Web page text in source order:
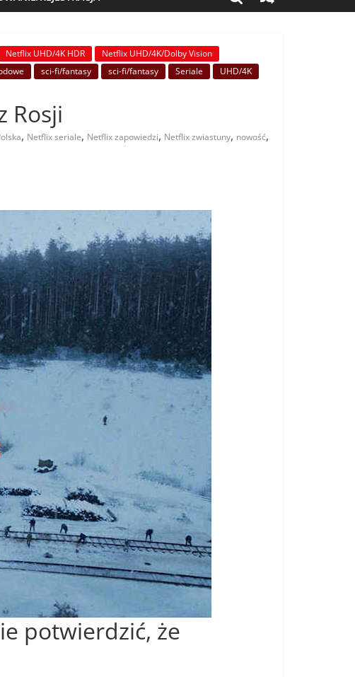
Netflix UHD/4K HDR
Netflix UHD/4K/Dolby Vision
sci-fi/fantasy sci-fi/fantasy Seriale
UHD/4K
Rosji
, Netflix seriale, Netflix zapowiedzi, Netflix zwiastuny, nowość,
potwierdzić, że